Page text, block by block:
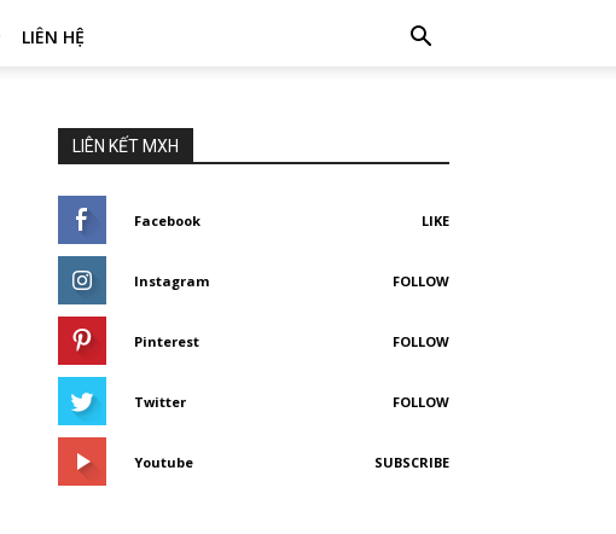
LIÊN HỆ
LIÊN KẾT MXH
Facebook LIKE
Instagram FOLLOW
Pinterest FOLLOW
Twitter FOLLOW
Youtube SUBSCRIBE